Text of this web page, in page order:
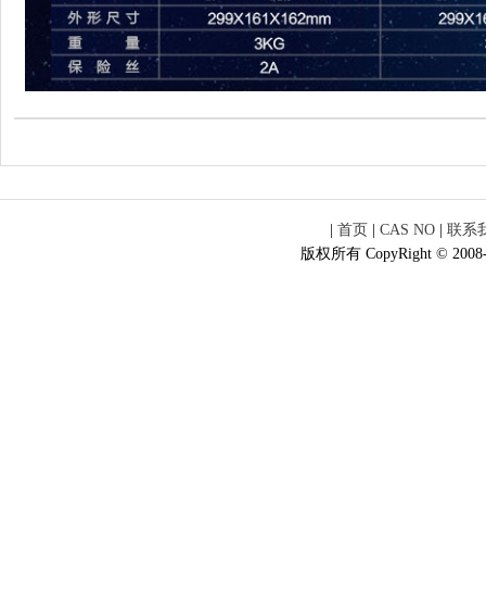
首页 CAS NO
联系
版权所有 CopyRight ©